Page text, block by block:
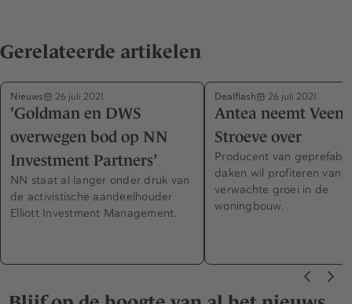
Gerelateerde artikelen
Nieuws 26 juli 2021
'Goldman en DWS
overwegen bod op NN
Investment Partners’
NN staat al langer onder druk van
de activistische aandeelhouder
Elliott Investment Management.
Dealflash 26 juli 2021
Antea neemt
Stroeve over
Producent van
daken wil profiteren van
verwachte groei in de
woningbouw.